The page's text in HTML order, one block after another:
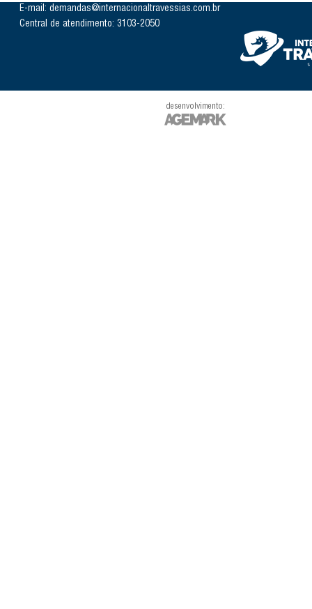
E-mail: demandas@internacionaltravessias.com.br
Central de atendimento: 3103-2050
desenvolvimento: